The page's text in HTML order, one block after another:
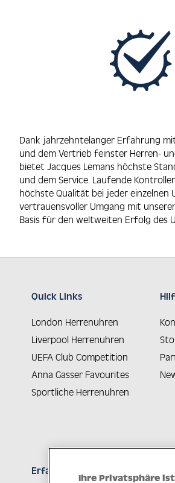
Dank jahrzehntelanger Erfahrung
und dem Vertrieb feinster Herren-
bietet Jacques Lemans höchste
und dem Service. Laufende
höchste Qualität bei jeder einzelnen
vertrauensvoller Umgang mit
Basis für den weltweiten Erfolg des
Quick Links
London Herrenuhren
Liverpool Herrenuhren
UEFA Club Competition
Anna Gasser Favourites
Sportliche Herrenuhren
Erfahren Sie Neuheiten als
Ihre Privatsphäre